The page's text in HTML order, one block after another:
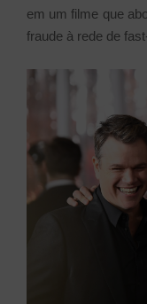
em um filme que
fraude à rede de